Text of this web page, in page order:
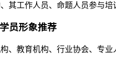
其工作人员、命题人员参与
员形象推荐
、教育机构、行业协会、专